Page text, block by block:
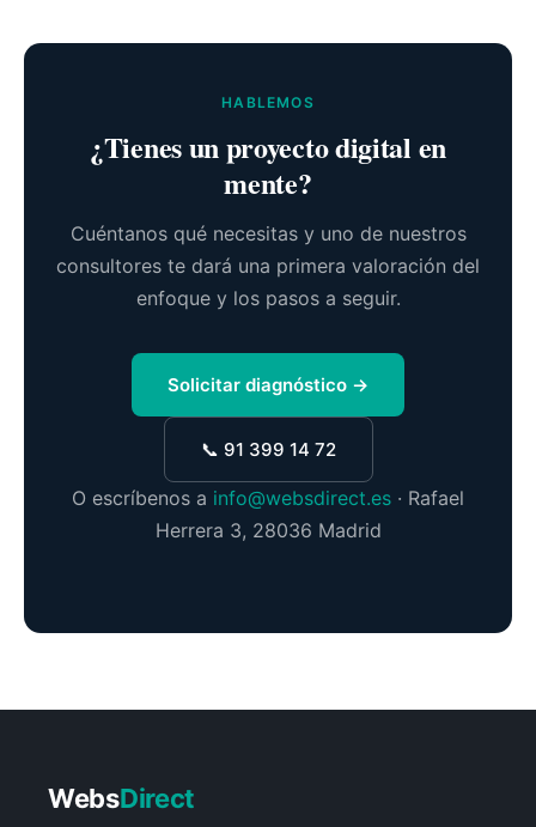
HABLEMOS
¿Tienes un proyecto digital en
mente?
Cuéntanos qué necesitas y uno de nuestros
consultores te dará una primera valoración del
enfoque y los pasos a seguir.
Solicitar diagnóstico →
📞 91 399 14 72
O escríbenos a info@websdirect.es · Rafael
Herrera 3, 28036 Madrid
WebsDirect